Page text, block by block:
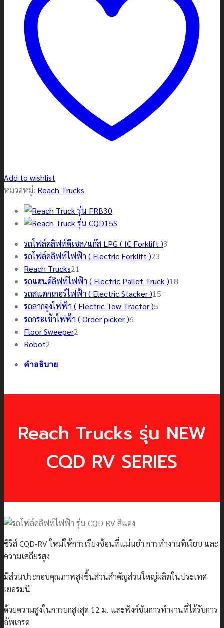
Add to wishlist
หมวดหมู่: Reach Trucks
รถโฟล์คลิฟท์ดีเซล/แก๊ส LPG ( IC Forklift )3
รถโฟล์คลิฟท์ไฟฟ้า ( Electric Forklift )23
Reach Trucks21
สินค้า
รถแฮนด์ลิฟท์ไฟฟ้า ( Electric Pallet Truck )18
รถสแตกเกอร์ไฟฟ้า ( Electric Stacker )15
รถลากจูงไฟฟ้า ( Electric Tow Tractor )5
รถกระเช้าไฟฟ้า ( Order picker )6
Floor Sweeper2
Robot2
คำอธิบาย
Reach Trucks รุ่น NEW
CQD RV SERIES
ซีรีส์ CQD-RV ใหม่ให้การเรียงซ้อนที่แม่นยำ การทำงานที่เงียบ และ
ความเสถียรสูง
มีส่วนประกอบคุณภาพสูงชิ้นส่วนสำคัญส่วนใหญ่ผลิตในประเทศ
เยอรมนี
ด้วยความสูงในการยกสูงสุด 12 ม. และฟังก์ชันการทำงานที่ได้รับการ
อัพเกรด